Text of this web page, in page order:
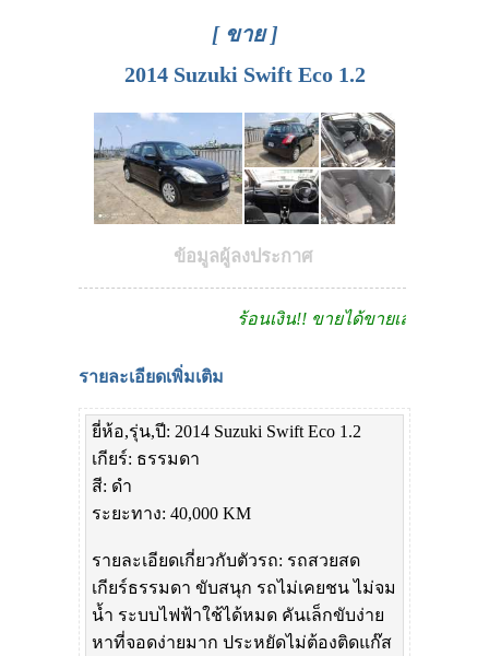
[ ขาย ]
2014 Suzuki Swift Eco 1.2
ข้อมูลผู้ลงประกาศ
ร้อนเงิน!! ขายได้ขายเลย
รายละเอียดเพิ่มเติม
ยี่ห้อ,รุ่น,ปี: 2014 Suzuki Swift Eco 1.2
เกียร์: ธรรมดา
สี: ดำ
ระยะทาง: 40,000 KM
รายละเอียดเกี่ยวกับตัวรถ: รถสวยสด
เกียร์ธรรมดา ขับสนุก รถไม่เคยชน ไม่จม
น้ำ ระบบไฟฟ้าใช้ได้หมด คันเล็กขับง่าย
หาที่จอดง่ายมาก ประหยัดไม่ต้องติดแก๊ส